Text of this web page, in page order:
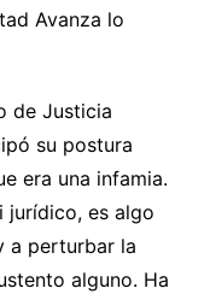
Avanza lo
de Justicia
su postura
era una infamia.
jurídico, es algo
a perturbar la
alguno. Ha